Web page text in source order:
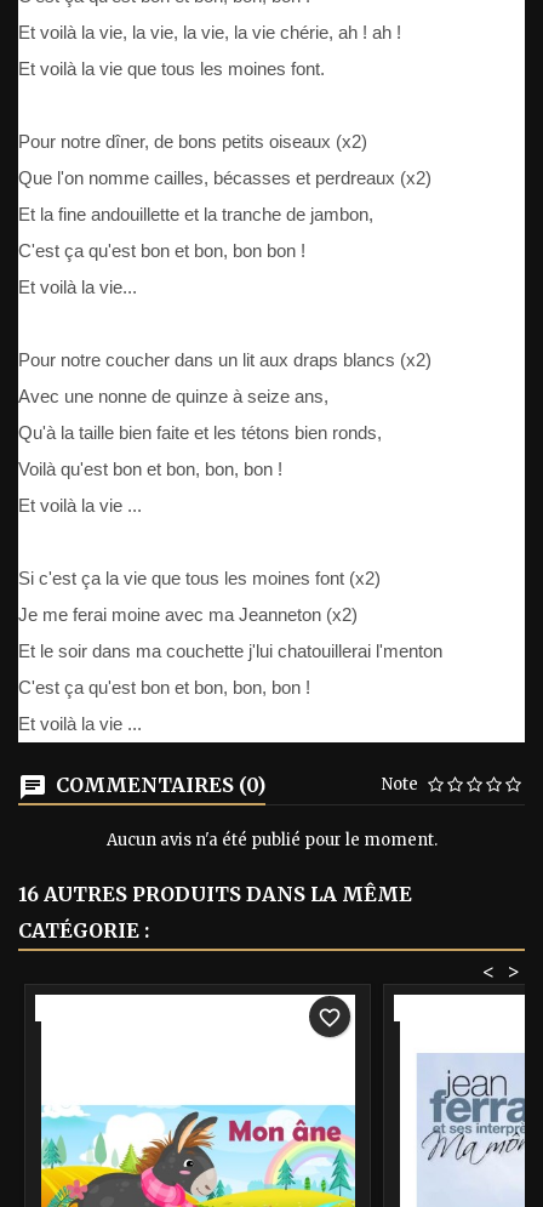
Et voilà la vie, la vie, la vie, la vie chérie, ah ! ah !
Et voilà la vie que tous les moines font.
Pour notre dîner, de bons petits oiseaux (x2)
Que l'on nomme cailles, bécasses et perdreaux (x2)
Et la fine andouillette et la tranche de jambon,
C'est ça qu'est bon et bon, bon bon !
Et voilà la vie...
Pour notre coucher dans un lit aux draps blancs (x2)
Avec une nonne de quinze à seize ans,
Qu'à la taille bien faite et les tétons bien ronds,
Voilà qu'est bon et bon, bon, bon !
Et voilà la vie ...
Si c'est ça la vie que tous les moines font (x2)
Je me ferai moine avec ma Jeanneton (x2)
Et le soir dans ma couchette j'lui chatouillerai l'menton
C'est ça qu'est bon et bon, bon, bon !
Et voilà la vie ...
COMMENTAIRES (0) Note
Aucun avis n'a été publié pour le moment.
16 AUTRES PRODUITS DANS LA MÊME
CATÉGORIE :
>
<
favorite_border